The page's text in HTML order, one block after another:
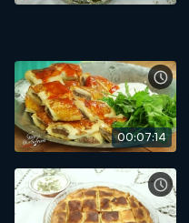
00:07:14